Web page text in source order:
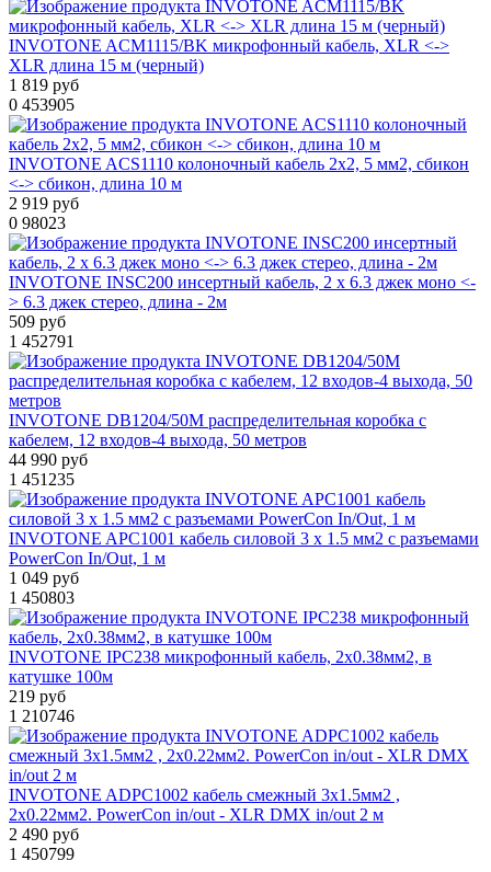
INVOTONE ACM1115/BK микрофонный кабель, XLR <->
XLR длина 15 м (черный)
1 819 руб
0 453905
INVOTONE ACS1110 колоночный кабель 2х2, 5 мм2, сбикон
<-> сбикон, длина 10 м
2 919 руб
0 98023
INVOTONE INSC200 инсертный кабель, 2 х 6.3 джек моно <-
> 6.3 джек стерео, длина - 2м
509 руб
1 452791
INVOTONE DB1204/50M распределительная коробка с
кабелем, 12 входов-4 выхода, 50 метров
44 990 руб
1 451235
INVOTONE APC1001 кабель силовой 3 х 1.5 мм2 с разъемами
PowerCon In/Out, 1 м
1 049 руб
1 450803
INVOTONE IPC238 микрофонный кабель, 2x0.38мм2, в
катушке 100м
219 руб
1 210746
INVOTONE ADPC1002 кабель смежный 3х1.5мм2 ,
2х0.22мм2. PowerCon in/out - XLR DMX in/out 2 м
2 490 руб
1 450799